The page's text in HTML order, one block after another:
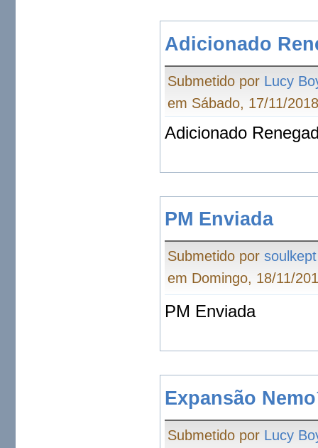
Adicionado
Submetido por Lucy
em Sábado, 17/11/
Adicionado
PM Enviada
Submetido porsoulkept
em Domingo, 18/11/
PM Enviada
Expansão
Submetido por Lucy